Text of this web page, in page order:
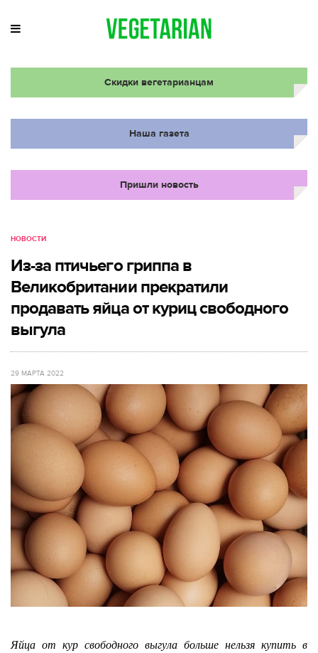
Скидки вегетарианцам
Наша газета
Пришли новость
НОВОСТИ
Из-за птичьего гриппа в
Великобритании прекратили
продавать яйца от куриц свободного
выгула
29 МАРТА 2022
Яйца от кур свободного выгула больше нельзя купить в